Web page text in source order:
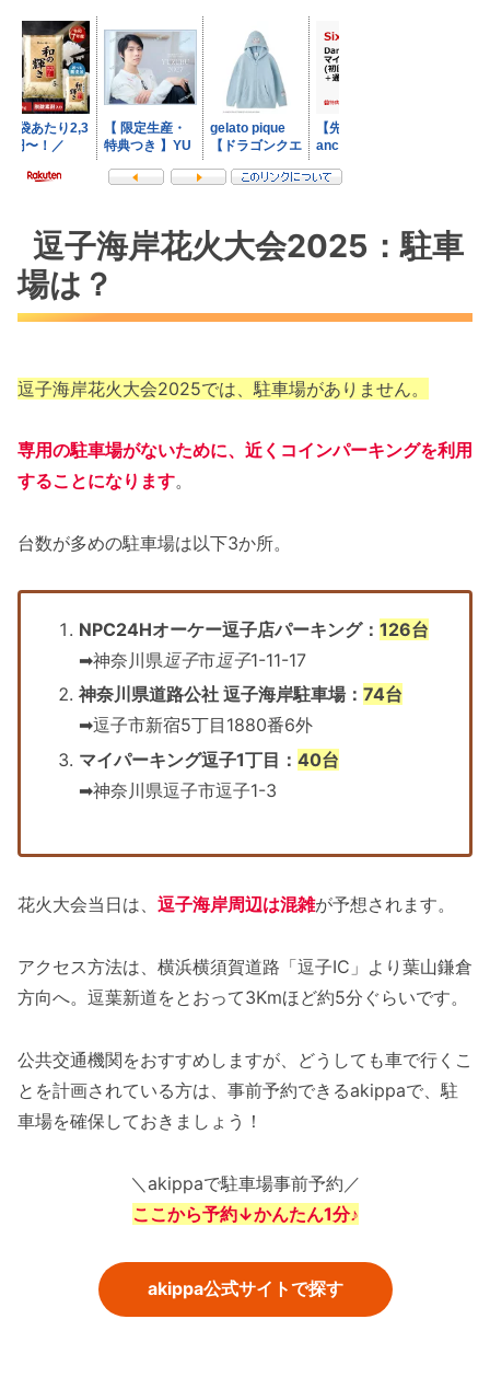
逗子海岸花火大会2025：駐車
場は？
逗子海岸花火大会2025では、駐車場がありません。
専用の駐車場がないために、近くコインパーキングを利用
することになります。
台数が多めの駐車場は以下3か所。
NPC24Hオーケー逗子店パーキング：126台
➡神奈川県逗子市逗子1-11-17
神奈川県道路公社 逗子海岸駐車場：74台
➡逗子市新宿5丁目1880番6外
マイパーキング逗子1丁目：40台
➡神奈川県逗子市逗子1-3
花火大会当日は、 逗子海岸周辺は混雑が予想されます。
アクセス方法は、横浜横須賀道路「逗子IC」より葉山鎌倉
方向へ。逗葉新道をとおって3Kmほど約5分ぐらいです。
公共交通機関をおすすめしますが、どうしても車で行くこ
とを計画されている方は、事前予約できるakippaで、駐
車場を確保しておきましょう！
＼akippaで駐車場事前予約／
ここから予約↓かんたん1分♪
akippa公式サイトで探す